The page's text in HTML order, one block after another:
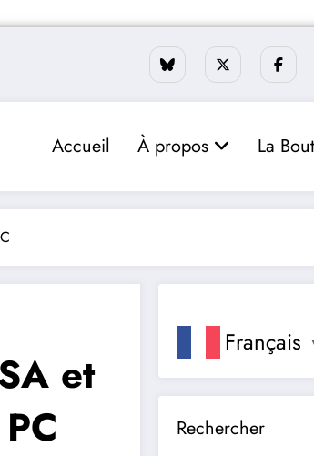
Accueil À propos La
et
Français
Rechercher